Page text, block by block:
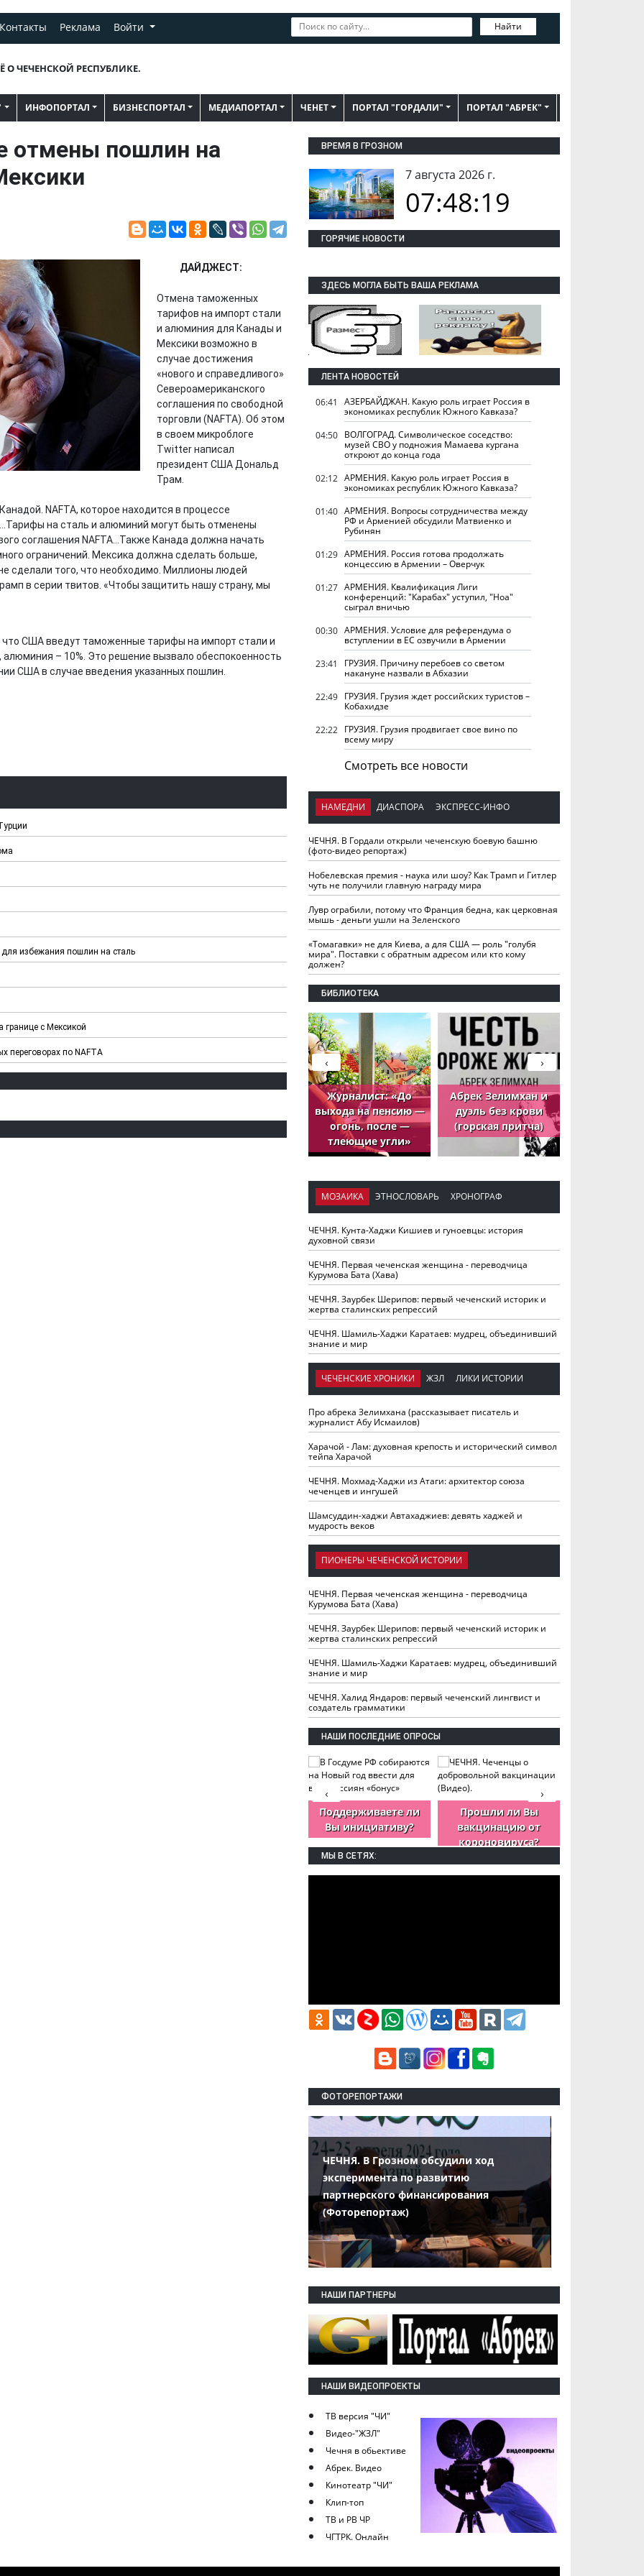
Контакты Реклама Войти Найти
О ЧЕЧЕНСКОЙ РЕСПУБЛИКЕ.
ИНФОПОРТАЛ БИЗНЕСПОРТАЛ МЕДИАПОРТАЛ ЧЕНЕТ ПОРТАЛ "ГОРДАЛИ" ПОРТАЛ "АБРЕК"
отмены пошлин на
ДАЙДЖЕСТ:
Отмена таможенных
тарифов на импорт стали
и алюминия для Канады и
Мексики возможно в
случае достижения
«нового и справедливого»
Североамериканского
соглашения по свободной
торговли (NAFTA). Об этом
в своем микроблоге
Twitter написал
президент США Дональд
Трам.
NAFTA, которое находится в процессе
на сталь и алюминий могут быть отменены
соглашения NAFTA...Также Канада должна начать
ограничений. Мексика должна сделать больше,
сделали того, что необходимо. Миллионы людей
в серии твитов. «Чтобы защитить нашу страну, мы
США введут таможенные тарифы на импорт стали и
– 10%. Это решение вызвало обеспокоенность
США в случае введения указанных пошлин.
избежания пошлин на сталь
границе с Мексикой
переговорах по NAFTA
ВРЕМЯ В ГРОЗНОМ
7 августа 2026 г.
07:48:20
ГОРЯЧИЕ НОВОСТИ
ЗДЕСЬ МОГЛА БЫТЬ ВАША РЕКЛАМА
ЛЕНТА НОВОСТЕЙ
06:41
АЗЕРБАЙДЖАН. Какую роль играет Россия в
экономиках республик Южного Кавказа?
04:50 ВОЛГОГРАД. Символическое соседство:
музей СВО у подножия Мамаева кургана
откроют до конца года
02:12 АРМЕНИЯ. Какую роль играет Россия в
экономиках республик Южного Кавказа?
01:40 АРМЕНИЯ. Вопросы сотрудничества между
РФ и Арменией обсудили Матвиенко и
Рубинян
01:29 АРМЕНИЯ. Россия готова продолжать
концессию в Армении – Оверчук
01:27 АРМЕНИЯ. Квалификация Лиги
конференций: "Карабах" уступил, "Ноа"
сыграл вничью
00:30 АРМЕНИЯ. Условие для референдума о
вступлении в ЕС озвучили в Армении
23:41
ГРУЗИЯ. Причину перебоев со светом
накануне назвали в Абхазии
22:49 ГРУЗИЯ. Грузия ждет российских туристов –
Кобахидзе
22:22 ГРУЗИЯ. Грузия продвигает свое вино по
всему миру
Смотреть все новости
НАМЕДНИ ДИАСПОРА ЭКСПРЕСС-ИНФО
ЧЕЧНЯ. В Гордали открыли чеченскую боевую башню
(фото-видео репортаж)
Нобелевская премия - наука или шоу? Как Трамп и Гитлер
чуть не получили главную награду мира
Лувр ограбили, потому что Франция бедна, как церковная
мышь - деньги ушли на Зеленского
«Томагавки» не для Киева, а для США — роль "голубя
мира". Поставки с обратным адресом или кто кому
должен?
БИБЛИОТЕКА
Журналист: «До
выхода на пенсию —
огонь, после —
тлеющие угли»
Абрек Зелимхан и
дуэль без крови
(горская притча)
›
‹
МОЗАИКА ЭТНОСЛОВАРЬ ХРОНОГРАФ
ЧЕЧНЯ. Кунта-Хаджи Кишиев и гуноевцы: история
духовной связи
ЧЕЧНЯ. Первая чеченская женщина - переводчица
Курумова Бата (Хава)
ЧЕЧНЯ. Заурбек Шерипов: первый чеченский историк и
жертва сталинских репрессий
ЧЕЧНЯ. Шамиль-Хаджи Каратаев: мудрец, объединивший
знание и мир
ЧЕЧЕНСКИЕ ХРОНИКИ ЖЗЛ ЛИКИ ИСТОРИИ
Про абрека Зелимхана (рассказывает писатель и
журналист Абу Исмаилов)
Харачой - Лам: духовная крепость и исторический символ
тейпа Харачой
ЧЕЧНЯ. Мохмад-Хаджи из Атаги: архитектор союза
чеченцев и ингушей
Шамсуддин-хаджи Автахаджиев: девять хаджей и
мудрость веков
ПИОНЕРЫ ЧЕЧЕНСКОЙ ИСТОРИИ
ЧЕЧНЯ. Первая чеченская женщина - переводчица
Курумова Бата (Хава)
ЧЕЧНЯ. Заурбек Шерипов: первый чеченский историк и
жертва сталинских репрессий
ЧЕЧНЯ. Шамиль-Хаджи Каратаев: мудрец, объединивший
знание и мир
ЧЕЧНЯ. Халид Яндаров: первый чеченский лингвист и
создатель грамматики
НАШИ ПОСЛЕДНИЕ ОПРОСЫ
Поддерживаете ли
Вы инициативу?
Прошли ли Вы
вакцинацию от
короновируса?
›
‹
МЫ В СЕТЯХ:
ФОТОРЕПОРТАЖИ
ЧЕЧНЯ. В Грозном обсудили ход
эксперимента по развитию
партнерского финансирования
(Фоторепортаж)
НАШИ ПАРТНЕРЫ
НАШИ ВИДЕОПРОЕКТЫ
ТВ версия "ЧИ"
Видео-"ЖЗЛ"
Чечня в обьективе
Абрек. Видео
Кинотеатр "ЧИ"
Клип-топ
ТВ и РВ ЧР
ЧГТРК. Онлайн